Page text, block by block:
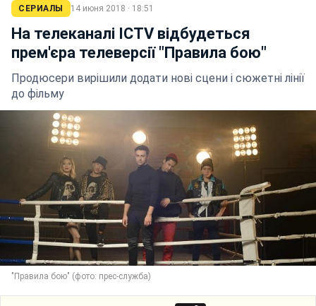
СЕРИАЛЫ 14 июня 2018 · 18:51
На телеканалі ICTV відбудеться
прем'єра телеверсії "Правила бою"
Продюсери вирішили додати нові сцени і сюжетні лінії
до фільму
"Правила бою" (фото: прес-служба)